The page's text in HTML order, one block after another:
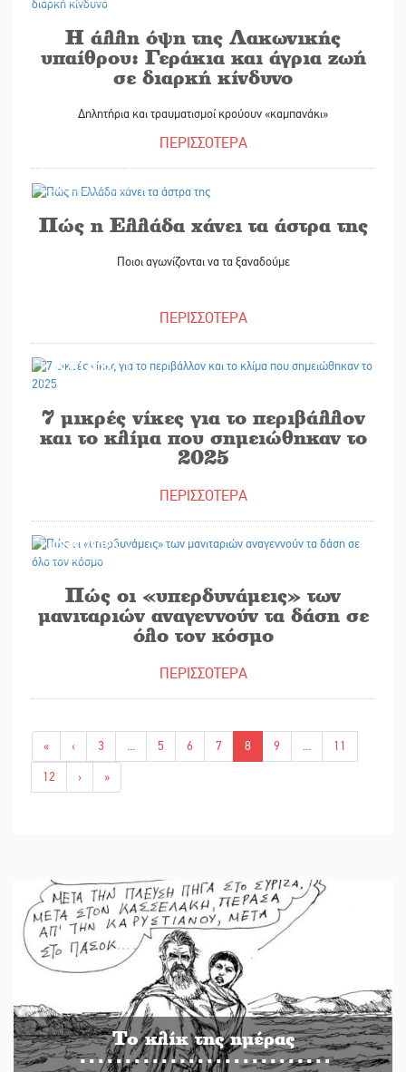
Η άλλη όψη της Λακωνικής
υπαίθρου: Γεράκια και άγρια ζωή
σε διαρκή κίνδυνο
Δηλητήρια και τραυματισμοί κρούουν «καμπανάκι»
ΠΕΡΙΣΣΟΤΕΡΑ
Πώς η Ελλάδα χάνει τα άστρα της
Ποιοι αγωνίζονται να τα ξαναδούμε
ΠΕΡΙΣΣΟΤΕΡΑ
09/01/2026
7 μικρές νίκες για το περιβάλλον
και το κλίμα που σημειώθηκαν το
2025
ΠΕΡΙΣΣΟΤΕΡΑ
08/01/2026
Πώς οι «υπερδυνάμεις» των
μανιταριών αναγεννούν τα δάση σε
όλο τον κόσμο
ΠΕΡΙΣΣΟΤΕΡΑ
« ‹ 3 ... 5 6 7 8 9 ...
11
12
› »
Το κλίκ της ημέρας